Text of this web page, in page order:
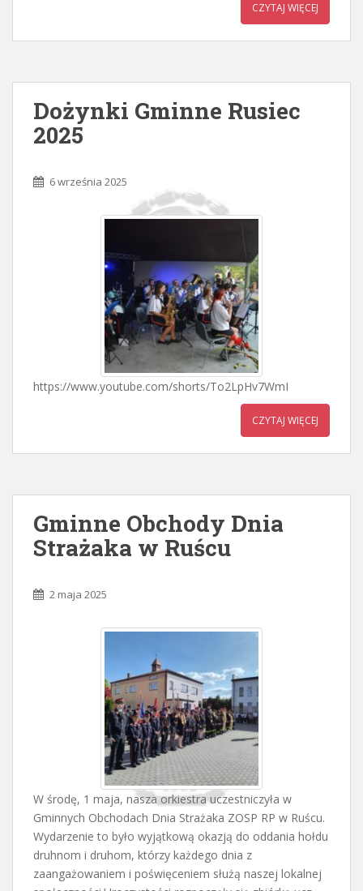
CZYTAJ WIĘCEJ
Dożynki Gminne Rusiec
2025
6 września 2025
https://www.youtube.com/shorts/To2LpHv7WmI
CZYTAJ WIĘCEJ
Gminne Obchody Dnia
Strażaka w Ruścu
2 maja 2025
W środę, 1 maja, nasza orkiestra uczestniczyła w
Gminnych Obchodach Dnia Strażaka ZOSP RP w Ruścu.
Wydarzenie to było wyjątkową okazją do oddania hołdu
druhnom i druhom, którzy każdego dnia z
zaangażowaniem i poświęceniem służą naszej lokalnej